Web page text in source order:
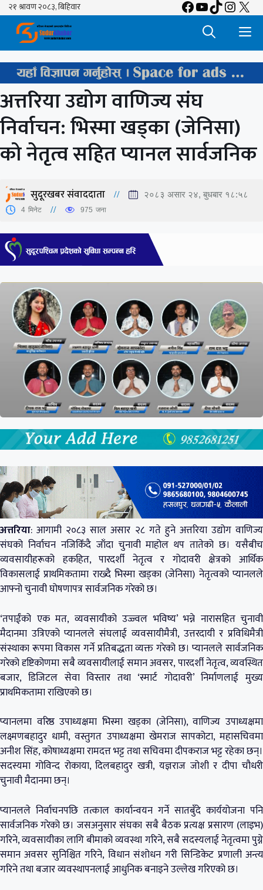
Skip
content
Facebook
YouTube
TikTok
X
अत्तरिया उद्योग वाणिज्य संघ
निर्वाचन: भिस्मा खड्का (जेनिसा)
को नेतृत्व सहित प्यानल सार्वजनिक
सुदूरखबर संवाददाता २०८३ असार २४, बुधबार १८:५८
4 मिनेट 975 जना
अत्तरिया: आगामी २०८३ साल असार २८ गते हुने अत्तरिया उद्योग वाणिज्य
संघको निर्वाचन नजिकिँदै जाँदा चुनावी माहोल थप तातेको छ। यसैबीच
व्यवसायीहरूको हकहित, पारदर्शी नेतृत्व र गोदावरी क्षेत्रको आर्थिक
विकासलाई प्राथमिकतामा राख्दै भिस्मा खड्का (जेनिसा) नेतृत्वको प्यानलले
आफ्नो चुनावी घोषणापत्र सार्वजनिक गरेको छ।
‘तपाईंको एक मत, व्यवसायीको उज्ज्वल भविष्य’ भन्ने नारासहित चुनावी
मैदानमा उत्रिएको प्यानलले संघलाई व्यवसायीमैत्री, उत्तरदायी र प्रविधिमैत्री
संस्थाका रूपमा विकास गर्ने प्रतिबद्धता व्यक्त गरेको छ। प्यानलले सार्वजनिक
गरेको दृष्टिकोणमा सबै व्यवसायीलाई समान अवसर, पारदर्शी नेतृत्व, व्यवस्थित
बजार, डिजिटल सेवा विस्तार तथा ‘स्मार्ट गोदावरी’ निर्माणलाई मुख्य
प्राथमिकतामा राखिएको छ।
प्यानलमा वरिष्ठ उपाध्यक्षमा भिस्मा खड्का (जेनिसा), वाणिज्य उपाध्यक्षमा
लक्ष्मणबहादुर धामी, वस्तुगत उपाध्यक्षमा खेमराज सापकोटा, महासचिवमा
अनीश सिंह, कोषाध्यक्षमा रामदत्त भट्ट तथा सचिवमा दीपकराज भट्ट रहेका छन्।
सदस्यमा गोविन्द रोकाया, दिलबहादुर खत्री, यज्ञराज जोशी र दीपा चौधरी
चुनावी मैदानमा छन्।
प्यानलले निर्वाचनपछि तत्काल कार्यान्वयन गर्ने सातबुँदे कार्ययोजना पनि
सार्वजनिक गरेको छ। जसअनुसार संघका सबै बैठक प्रत्यक्ष प्रसारण (लाइभ)
गरिने, व्यवसायीका लागि बीमाको व्यवस्था गरिने, सबै सदस्यलाई नेतृत्वमा पुग्ने
समान अवसर सुनिश्चित गरिने, विधान संशोधन गरी सिन्डिकेट प्रणाली अन्त्य
गरिने तथा बजार व्यवस्थापनलाई आधुनिक बनाइने उल्लेख गरिएको छ।